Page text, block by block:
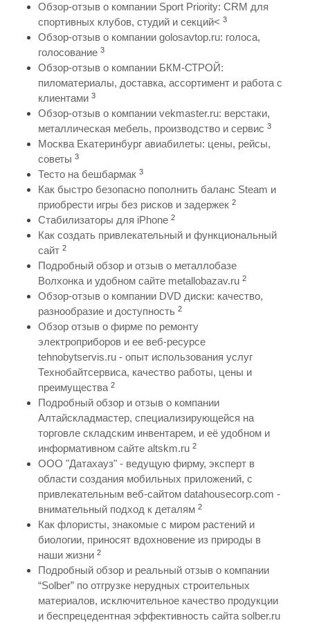
Обзор-отзыв о компании Sport Priority: CRM для
спортивных клубов, студий и секций< 3
Обзор-отзыв о компании golosavtop.ru: голоса,
голосование 3
Обзор-отзыв о компании БКМ-СТРОЙ:
пиломатериалы, доставка, ассортимент и работа с
клиентами 3
Обзор-отзыв о компании vekmaster.ru: верстаки,
металлическая мебель, производство и сервис 3
Москва Екатеринбург авиабилеты: цены, рейсы,
советы 3
Тесто на бешбармак 3
Как быстро безопасно пополнить баланс Steam и
приобрести игры без рисков и задержек 2
Стабилизаторы для iPhone 2
Как создать привлекательный и функциональный
сайт 2
Подробный обзор и отзыв о металлобазе
Волхонка и удобном сайте metallobazav.ru 2
Обзор-отзыв о компании DVD диски: качество,
разнообразие и доступность 2
Обзор отзыв о фирме по ремонту
электроприборов и ее веб-ресурсе
tehnobytservis.ru - опыт использования услуг
Технобайтсервиса, качество работы, цены и
преимущества 2
Подробный обзор и отзыв о компании
Алтайскладмастер, специализирующейся на
торговле складским инвентарем, и её удобном и
информативном сайте altskm.ru 2
ООО "Датахауз" - ведущую фирму, эксперт в
области создания мобильных приложений, с
привлекательным веб-сайтом datahousecorp.com -
внимательный подход к деталям 2
Как флористы, знакомые с миром растений и
биологии, приносят вдохновение из природы в
наши жизни 2
Подробный обзор и реальный отзыв о компании
“Solber” по отгрузке нерудных строительных
материалов, исключительное качество продукции
и беспрецедентная эффективность сайта solber.ru